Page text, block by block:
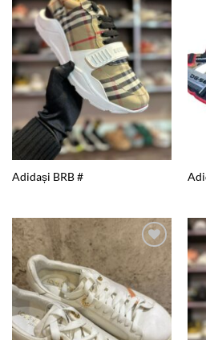
Add to
wishlist
Adidași BRB #
wishlist